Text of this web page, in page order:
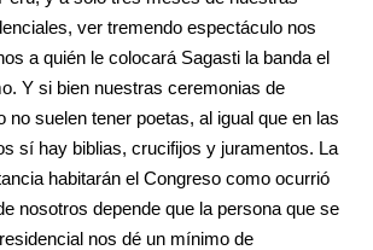
ver tremendo espectáculo nos
a quién le colocará Sagasti la banda el
Y si bien nuestras ceremonias de
no suelen tener poetas, al igual que en las
sí hay biblias, crucifijos y juramentos. La
habitarán el Congreso como ocurrió
nosotros depende que la persona que se
nos dé un mínimo de